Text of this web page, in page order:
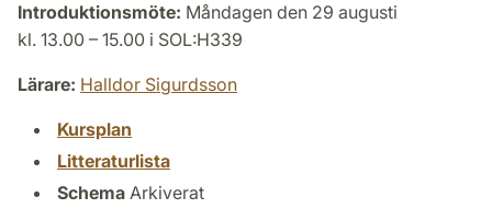
Introduktionsmöte: Måndagen den 29 augusti
kl. 13.00 – 15.00 i SOL:H339
Lärare: Halldor Sigurdsson
Kursplan
Litteraturlista
Schema Arkiverat